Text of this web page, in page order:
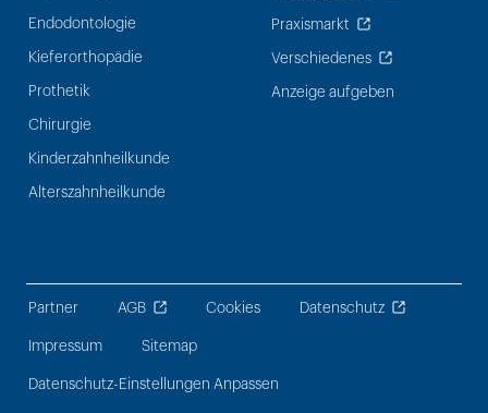
Endodontologie
Kieferorthopädie
Prothetik
Chirurgie
Kinderzahnheilkunde
Alterszahnheilkunde
Praxismarkt
Verschiedenes
Anzeige aufgeben
Partner AGB Cookies Datenschutz
Impressum Sitemap
Datenschutz-Einstellungen Anpassen